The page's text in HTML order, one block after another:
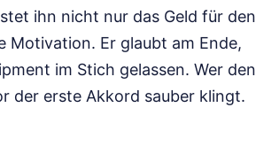
ihn nicht nur das Geld für den
Motivation. Er glaubt am Ende,
im Stich gelassen. Wer den
der erste Akkord sauber klingt.